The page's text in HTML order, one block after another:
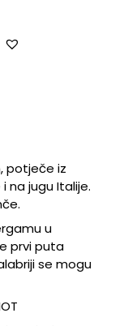
potječe iz
na jugu Italije.
u
prvi puta
se mogu